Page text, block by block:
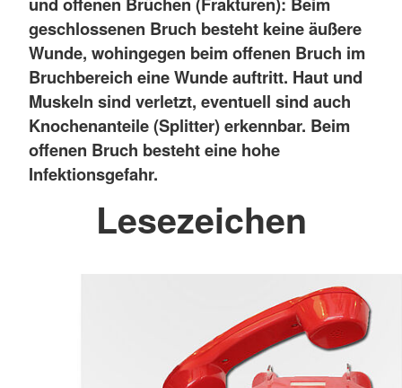
geschlossenen Bruch besteht keine äußere
Wunde, wohingegen beim offenen Bruch im
Bruchbereich eine Wunde auftritt. Haut und
Muskeln sind verletzt, eventuell sind auch
Knochenanteile (Splitter) erkennbar. Beim
offenen Bruch besteht eine hohe
Infektionsgefahr.
Lesezeichen